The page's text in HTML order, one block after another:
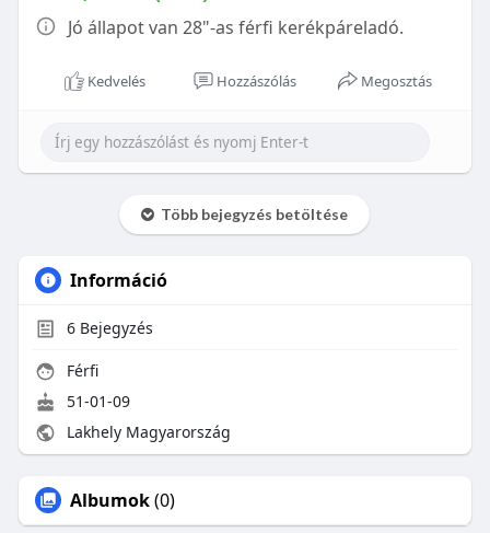
Jó állapot van 28"-as férfi kerékpáreladó.
Kedvelés Hozzászólás Megosztás
Több bejegyzés betöltése
Információ
6Bejegyzés
Férfi
51-01-09
Lakhely Magyarország
Albumok(0)